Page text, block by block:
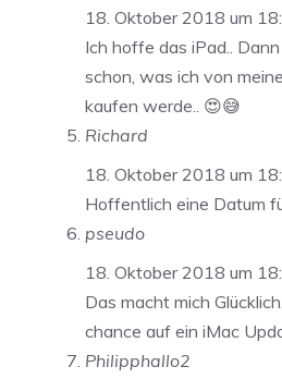
18. Oktober 2018 um
Ich hoffe das iPad..
schon, was ich von
kaufen werde.. 😍😅
Richard
18. Oktober 2018 um
Hoffentlich eine Datum
pseudo
18. Oktober 2018 um
Das macht mich
chance auf ein iMac
Philipphallo2